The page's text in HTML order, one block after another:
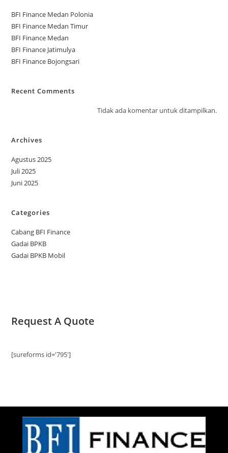
BFI Finance Medan Polonia
BFI Finance Medan Timur
BFI Finance Medan
BFI Finance Jatimulya
BFI Finance Bojongsari
Recent Comments
Tidak ada komentar untuk ditampilkan.
Archives
Agustus 2025
Juli 2025
Juni 2025
Categories
Cabang BFI Finance
Gadai BPKB
Gadai BPKB Mobil
Request A Quote
[sureforms id='795']